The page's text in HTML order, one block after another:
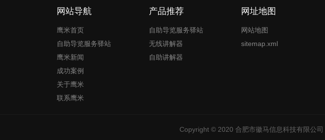
网站导航
鹰米首页
自助导览服务驿站
鹰米新闻
成功案例
关于鹰米
联系鹰米
产品推荐
自助导览服务驿站
无线讲解器
自助讲解器
网址地图
网站地图
sitemap.xml
Copyright © 2020 合肥市徽马信息科技有限公司